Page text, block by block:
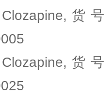
Clozapine,货
Clozapine,货